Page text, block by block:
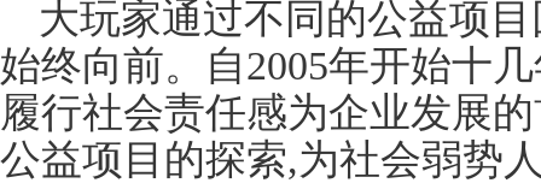
大玩家通过不同的公益项
始终向前。自2005年开始十
履行社会责任感为企业发展
公益项目的探索,为社会弱势